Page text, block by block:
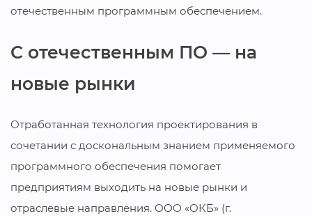
отечественным программным обеспечением.
С отечественным ПО — на
новые рынки
Отработанная технология проектирования в
сочетании с доскональным знанием применяемого
программного обеспечения помогает
предприятиям выходить на новые рынки и
отраслевые направления. ООО «ОКБ» (г.